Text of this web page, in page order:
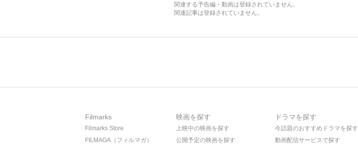
関連する予告編・動画は登録されていません。
関連記事は登録されていません。
Filmarks
Filmarks Store
FILMAGA（フィルマガ）
映画を探す
上映中の映画を探す
公開予定の映画を探す
ドラマを探す
今話題のおすすめドラマを探す
動画配信サービスで探す